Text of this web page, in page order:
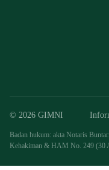
© 2026 GIMNI
Badan hukum: akta Notaris
Kehakiman & HAM No. 249 (30